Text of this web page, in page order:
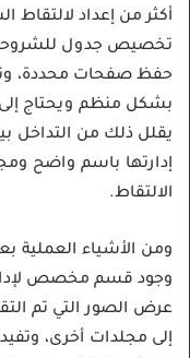
أكثر من إعداد
تخصيص جدول
حفظ صفحات محددة،
بشكل منظم ويحتاج
يقلل ذلك من التداخل
إدارتها باسم واضح
الالتقاط.
وجود قسم مخصص
عرض الصور التي تم
إلى مجلدات أخرى،